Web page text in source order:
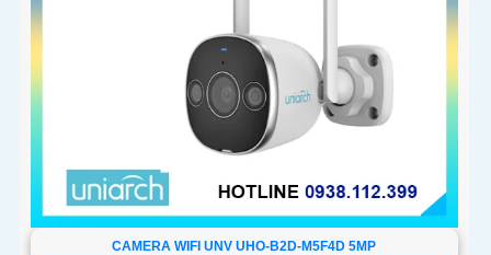
CAMERA WIFI UNV UHO-B2D-M5F4D 5MP